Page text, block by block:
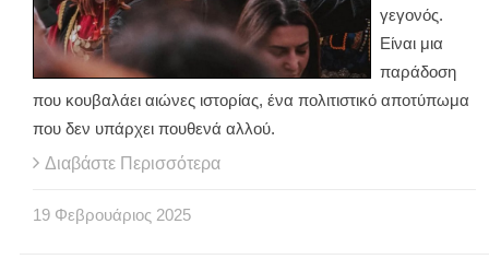
γεγονός.
Είναι μια
παράδοση
που κουβαλάει αιώνες ιστορίας, ένα πολιτιστικό αποτύπωμα
που δεν υπάρχει πουθενά αλλού.
Διαβάστε Περισσότερα
19 Φεβρουάριος 2025